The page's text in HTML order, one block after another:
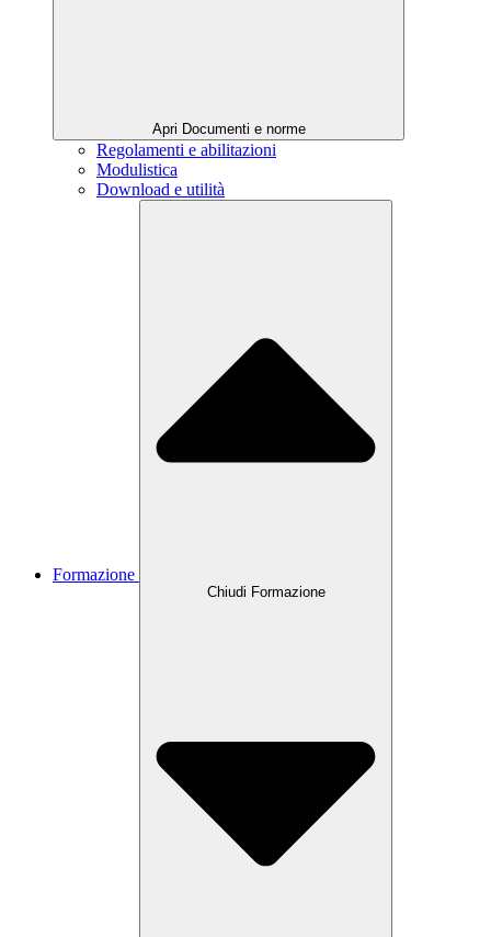
Apri Documenti e norme
Regolamenti e abilitazioni
Modulistica
Download e utilità
Formazione
Chiudi Formazione